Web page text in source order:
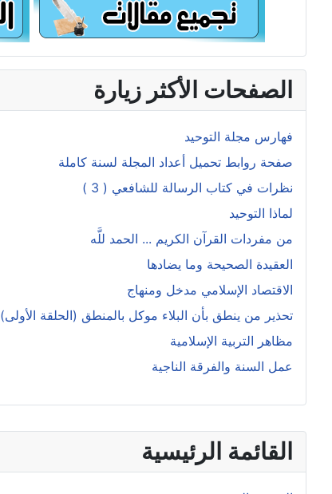
القائمة الرئيسية
الصفحات الأكثر زيارة
فهارس مجلة التوحيد
صفحة روابط تحميل أعداد المجلة لسنة كاملة
نظرات في كتاب الرسالة للشافعي ( 3 )
لماذا التوحيد
من مفردات القرآن الكريم ... الحمد للَّه
العقيدة الصحيحة وما يضادها
الاقتصاد الإسلامي مدخل ومنهاج
تحذير من ينطق بأن البلاء موكل بالمنطق (الحلقة الأولى)
مظاهر التربية الإسلامية
عمل السنة والفرقة الناجية